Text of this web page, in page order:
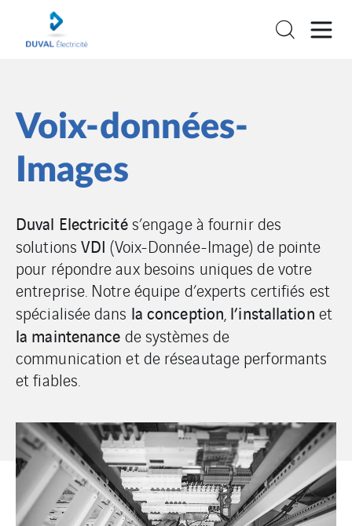
Voix-données-
Images
Duval Electricités’engage à fournir des
solutions VDI (Voix-Donnée-Image) de pointe
pour répondre aux besoins uniques de votre
entreprise. Notre équipe d’experts certifiés est
spécialisée dans la conception, l’installation et
la maintenance de systèmes de
communication et de réseautage performants
et fiables.